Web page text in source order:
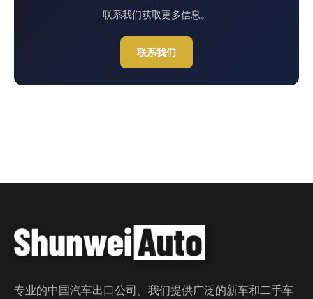
联系我们获取更多信息。
联系我们
专业的中国汽车出口公司。我们提供广泛的新车和二手车